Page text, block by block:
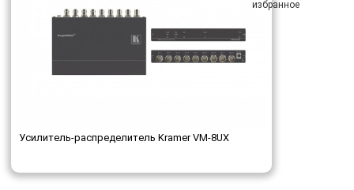
Усилитель-распределитель Kramer VM-8UX